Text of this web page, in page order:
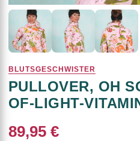
BLUTSGESCHWISTER
PULLOVER, OH
OF-LIGHT-
89,95 €